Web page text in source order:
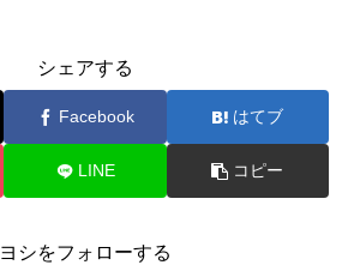
シェアする
Facebook はてブ
LINE コピー
ヨシをフォローする